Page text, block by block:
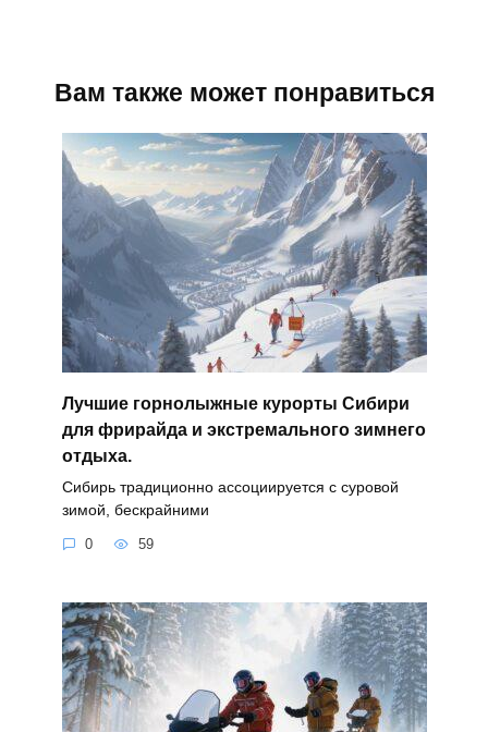
Вам также может понравиться
Лучшие горнолыжные курорты Сибири
для фрирайда и экстремального зимнего
отдыха.
Сибирь традиционно ассоциируется с суровой
зимой, бескрайними
0 59